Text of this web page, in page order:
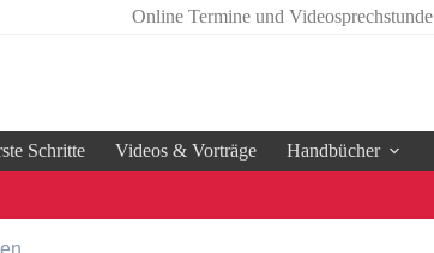
Online Termine und Videosprechstunde
Schritte Videos & Vorträge Handbücher